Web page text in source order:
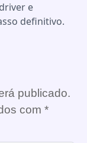
e
definitivo.
publicado.
com *